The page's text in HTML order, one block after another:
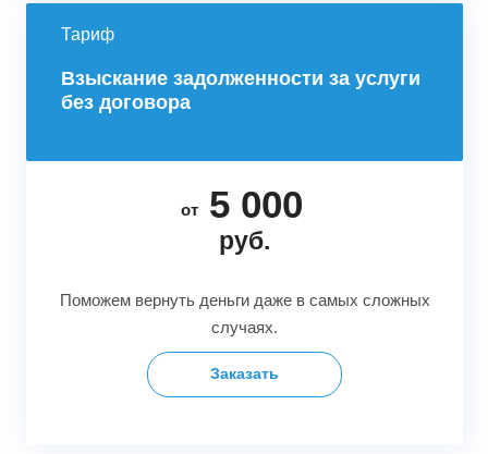
Тариф
Взыскание задолженности за услуги
без договора
от 5 000
руб.
Поможем вернуть деньги даже в самых сложных
случаях.
Заказать